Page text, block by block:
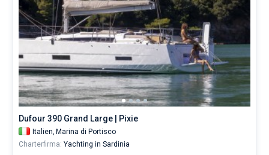
Dufour 390 Grand Large | Pixie
Italien, Marina di Portisco
Charterfirma: Yachting in Sardinia